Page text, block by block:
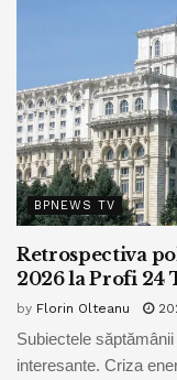
BPNEWS TV
Retrospectiva
2026 la Profi 24
by Florin Olteanu
Subiectele
interesante. Criza